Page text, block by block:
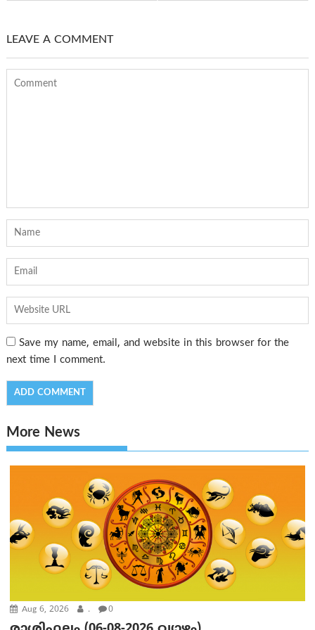
LEAVE A COMMENT
Save my name, email, and website in this browser for the
next time I comment.
More News
Aug 6, 2026 . 0